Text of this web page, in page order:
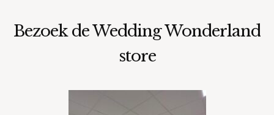
Bezoek de Wedding Wonderland
store